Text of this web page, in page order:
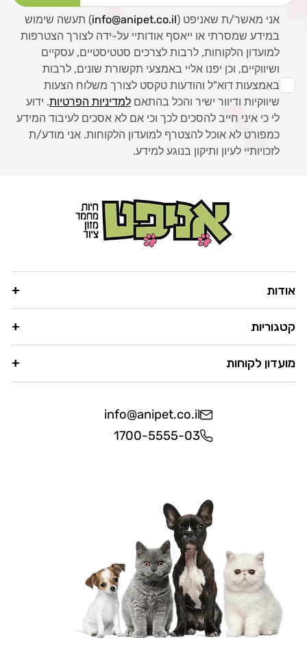
אני מאשר/ת שאניפט (info@anipet.co.il) תעשה שימוש
במידע שמסרתי או ייאסף אודותיי על-ידה לצורך הצטרפות
למועדון הלקוחות, לרבות לצרכים סטטיסטיים, עסקיים
ושיווקיים, וכן יפנו אליי באמצעי תקשורת שונים, לרבות
באמצעות דוא"ל והודעות טקסט לצורך משלוח הצעות
שיווקיות ודיוור ישיר והכל בהתאם למדיניות הפרטיות. ידוע
לי כי איני חייב להסכים לכך וכי אם לא אסכים לעיבוד המידע
כמפורט לא אוכל להצטרף למועדון הלקוחות. אני מודע/ת
לזכויותיי לעיון ותיקון בנוגע למידע.
אודות
קטגוריות
מועדון לקוחות
info@anipet.co.il
1700-5555-03